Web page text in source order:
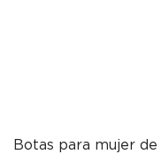
Botas para mujer